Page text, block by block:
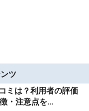
ツ
ミは？利用者の評価
・注意点を...